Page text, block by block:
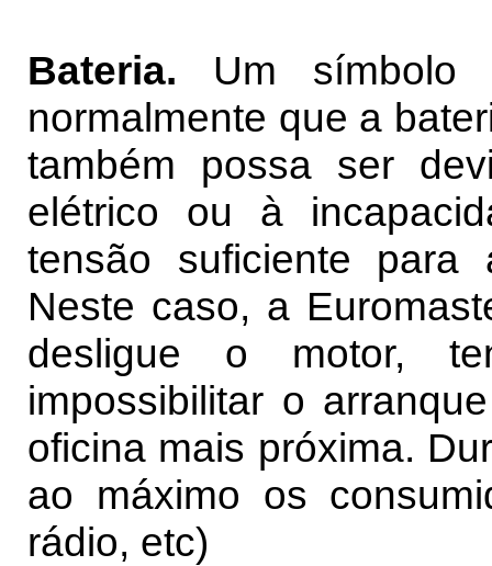
Bateria. Um símbolo
normalmente que a
também possa ser
elétrico ou à
tensão suficiente para
Neste caso, a
desligue o motor,
impossibilitar o
oficina mais próxima.
ao máximo os
rádio, etc)